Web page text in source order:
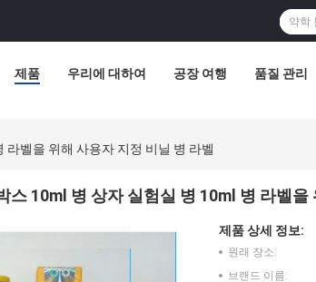
제품 우리에 대하여 공장 여행 품질 관리
벨을 위해 사용자 지정 비닐 병 라벨
스 10ml 병 상자 실험실 병 10ml 병 라벨을
제품 상세 정보:
원래 장소:
브랜드 이름: